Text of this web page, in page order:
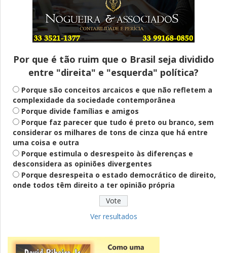
Entenda
Pix Pensão Alimentícia: entenda o que é
e como solicitar
Saúde Mental
Plataforma oferece escuta em saúde
mental para jovens no SUS Digital
Definido
PT lança Patrus Ananias como candidato
ao governo de Minas Gerais
Fies: pré-selecionados têm até terça
para complementar informações
Por que é tão ruim que o Brasil seja dividido
entre "direita" e "esquerda" política?
Porque são conceitos arcaicos e que não refletem a
complexidade da sociedade contemporânea
Porque divide famílias e amigos
Porque faz parecer que tudo é preto ou branco, sem
considerar os milhares de tons de cinza que há entre
uma coisa e outra
Porque estimula o desrespeito às diferenças e
desconsidera as opiniões divergentes
Porque desrespeita o estado democrático de direito,
onde todos têm direito a ter opinião própria
Ver resultados